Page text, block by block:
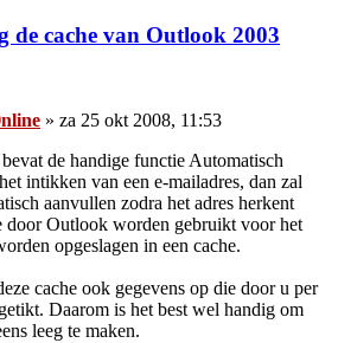
de cache van Outlook 2003
» za 25 okt 2008, 11:53
de handige functie Automatisch
intikken van een e-mailadres, dan zal
aanvullen zodra het adres herkent
door Outlook worden gebruikt voor het
opgeslagen in een cache.
cache ook gegevens op die door u per
Daarom is het best wel handig om
leeg te maken.